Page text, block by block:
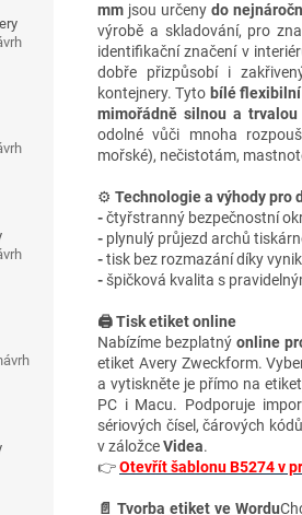
mm jsou určenydo
výrobě a skladování, pro
identifikační značení v
dobře přizpůsobí i
kontejnery. Tyto bílé
mimořádně silnou a
odolné vůči mnoha
mořské), nečistotám,
⚙️ Technologie a výhodypro
-čtyřstranný bezpečnostní
- plynulý průjezd archů
-tisk bez rozmazání díky
- špičková kvalita s
🖨️ Tisk etiket online
Nabízíme bezplatnýonline
etiket Avery Zweckform.
a vytiskněte je přímo na
PC i Macu. Podporuje
sériových čísel, čárových
v záložceVidea.
👉Otevřít šablonu B5274 v
📄 Tvorba etiket ve Wordu